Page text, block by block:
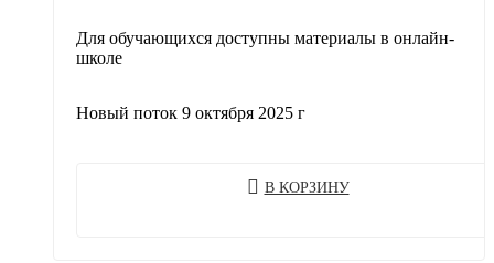
Для обучающихся доступны материалы в онлайн-
школе
Новый поток 9 октября 2025 г
В КОРЗИНУ